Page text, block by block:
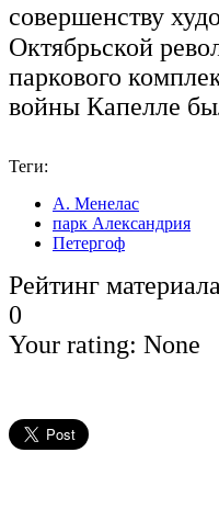
совершенству
Октябрьской
паркового
войны Капелле
Теги:
А. Менелас
парк Александрия
Петергоф
Рейтинг
0
Your rating: None